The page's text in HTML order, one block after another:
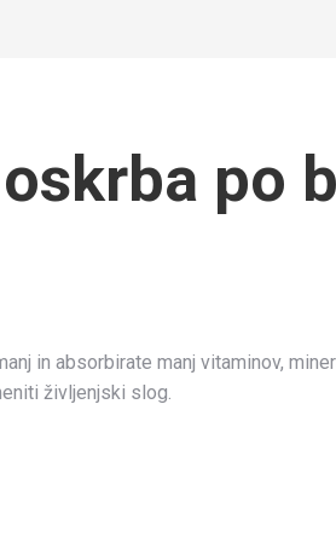
po
in absorbirate manj vitaminov,
življenjski slog.